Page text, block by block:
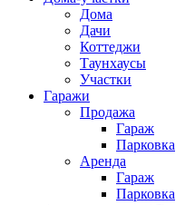
Дома
Дачи
Коттеджи
Таунхаусы
Участки
Гаражи
Продажа
Гараж
Парковка
Аренда
Гараж
Парковка